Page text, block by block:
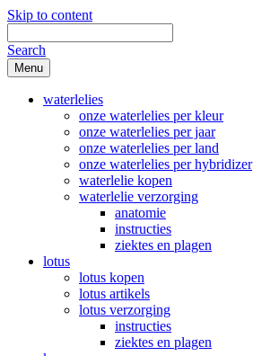
Skip to content
Search
Menu
waterlelies
onze waterlelies per kleur
onze waterlelies per jaar
onze waterlelies per land
onze waterlelies per hybridizer
waterlelie kopen
waterlelie verzorging
anatomie
instructies
ziektes en plagen
lotus
lotus kopen
lotus artikels
lotus verzorging
instructies
ziektes en plagen